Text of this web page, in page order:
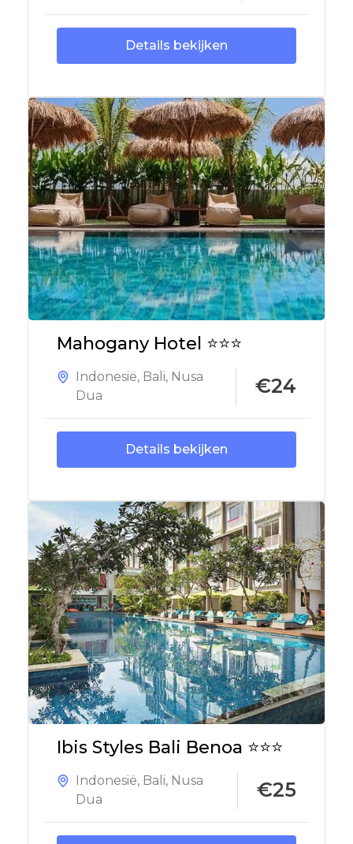
Details bekijken
Mahogany Hotel ⭐⭐⭐
Indonesië, Bali, Nusa
Dua
€24
Details bekijken
Ibis Styles Bali Benoa ⭐⭐⭐
Indonesië, Bali, Nusa
Dua
€25